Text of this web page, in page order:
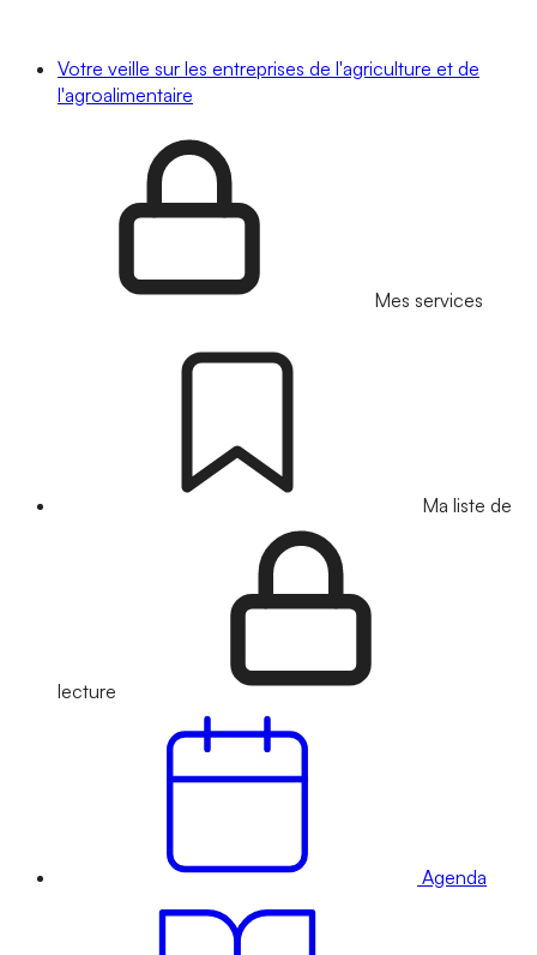
Votre veille sur les entreprises de l'agriculture et de
l'agroalimentaire
Mes services
Ma liste de
lecture
Agenda